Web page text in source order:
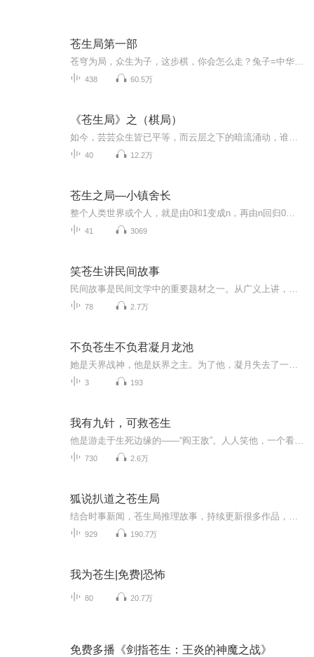
苍生局第一部
438 60.5万
《苍生局》之（棋局）
40 12.2万
苍生之局—小镇舍长
41 3069
笑苍生讲民间故事
78 2.7万
不负苍生不负君凝月龙池
3 193
我有九针，可救苍生
730 2.6万
狐说扒道之苍生局
929 190.7万
我为苍生|免费|恐怖
80 20.7万
免费多播《剑指苍生：王炎的神魔之战》